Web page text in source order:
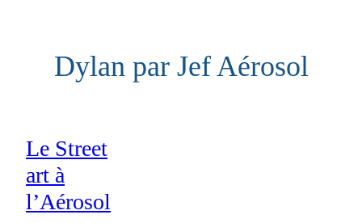
Dylan par Jef Aérosol
Le Street
art à
l’Aérosol